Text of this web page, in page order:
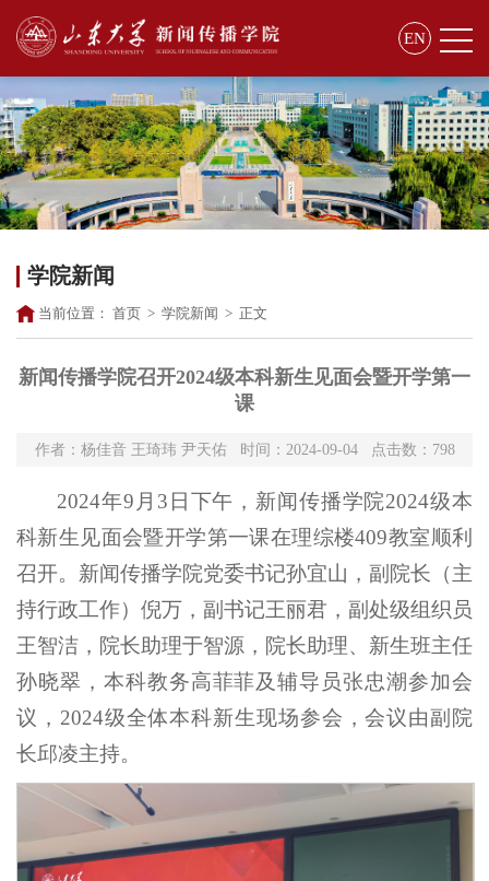
EN
学院新闻
当前位置： 首页 > 学院新闻 > 正文
新闻传播学院召开2024级本科新生见面会暨开学第一
课
作者：杨佳音 王琦玮 尹天佑 时间：2024-09-04 点击数： 798
2024年9月3日下午，新闻传播学院2024级本
科新生见面会暨开学第一课在理综楼409教室顺利
召开。新闻传播学院党委书记孙宜山，副院长（主
持行政工作）倪万，副书记王丽君，副处级组织员
王智洁，院长助理于智源，院长助理、新生班主任
孙晓翠，本科教务高菲菲及辅导员张忠潮参加会
议，2024级全体本科新生现场参会，会议由副院
长邱凌主持。